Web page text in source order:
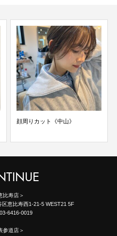
顔周りカット《中山》
比寿店＞
恵比寿西1-21-5 WEST21 5F
6416-0019
参道店＞